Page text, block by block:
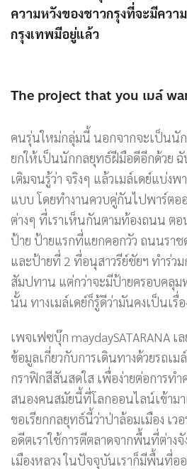
ความหวังของชาวกรุงที่จะมีคว
กรุงเทพมีอยู่แล้ว
The project that you เมล์
คนรุ่นใหม่กลุ่มนี้ นอกจากจะเป็นนั
ยกให้เป็นนักกลยุทธ์ฝีมือดีอีกด้วย
เติมจนรู้ว่า จริงๆ แล้วเมล์เดย์แบ่งพ
แบบ โดยทำงานควบคู่กันไปพาร์ต
ต่างๆ ที่เราเห็นกันตามท้องถนน ตอ
ป้าย ป้ายแรกที่แยกคอกวัว ถนนรา
และป้ายที่ 2 ที่อนุสาวรีย์ชัยฯ ทำร่ว
สัมปทาน แต่กว่าจะมีป้ายครอบคลุ
นั้น ทางเมล์เดย์ก็รู้ดีว่ามันคงเป็นเรื่
เพจเฟซบุ๊ก maydaySATARANA
ข้อมูลเกี่ยวกับการเดินทางด้วยรถเ
กราฟิกสีสันสดใส เพื่อง่ายต่อการทำ
สนองคนสมัยนี้ที่โลกออนไลน์เข้าม
ขอเรียกกลยุทธ์นี้ว่าป่าล้อมเมือง เว
อดีตเราใช้การตีตลาดจากพื้นที่ต่าง
เมืองหลวง ในปัจจุบันเราก็มีพื้นที่อ